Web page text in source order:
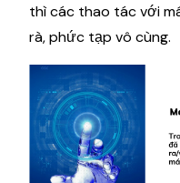
thì các thao tác với
rà, phức tạp vô cùng.